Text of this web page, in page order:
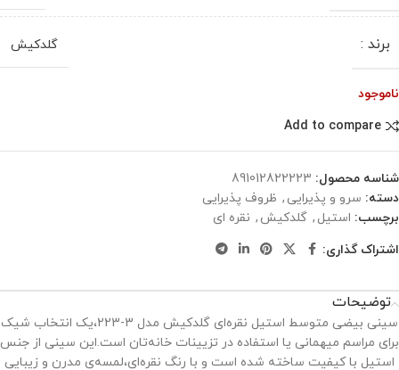
برند : گلدکیش
ناموجود
Add to compare
شناسه محصول: 891012822223
دسته: سرو و پذیرایی , ظروف پذیرایی
برچسب: استیل , گلدکیش , نقره ای
اشتراک گذاری:
توضیحات
سینی بیضی متوسط استیل نقره‌ای گلدکیش مدل 3-223،یک انتخاب شیک
برای مراسم میهمانی یا استفاده در تزیینات خانه‌تان است.این سینی از جنس
استیل با کیفیت ساخته شده است و با رنگ نقره‌ای،لمسه‌ی مدرن و زیبایی